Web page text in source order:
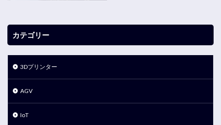
カテゴリー
3Dプリンター
AGV
IoT